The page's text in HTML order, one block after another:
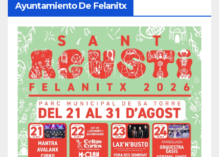
Ayuntamiento De Felanitx